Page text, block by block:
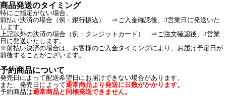
商品発送のタイミング
特にご指定がない場合、
前払い決済の場合（例：銀行振込） ⇒ご入金確認後、3営業日に発送いた
します。
上記以外の決済の場合（例：クレジットカード） ⇒ご注文確認後、3営業
日に発送いたします。
※前払い決済の場合は、お客様のご入金タイミングにより、お届け予定日が
前後することがございます。
予約商品について
発売日によって配送希望日にお届けできない場合があります。
また、発売日によって通常商品より発送に日数がかかります。
予約商品は通常商品と同梱発送できません。